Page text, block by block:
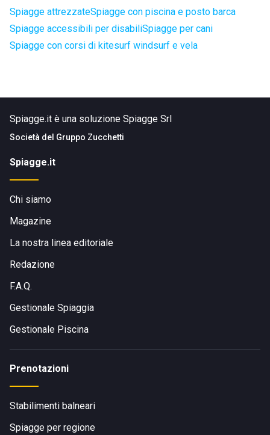
Spiagge attrezzateSpiagge con piscina e posto barca
Spiagge accessibili per disabiliSpiagge per cani
Spiagge con corsi di kitesurf windsurf e vela
Spiagge.it è una soluzione Spiagge Srl
Società del Gruppo Zucchetti
Spiagge.it
Chi siamo
Magazine
La nostra linea editoriale
Redazione
F.A.Q.
Gestionale Spiaggia
Gestionale Piscina
Prenotazioni
Stabilimenti balneari
Spiagge per regione